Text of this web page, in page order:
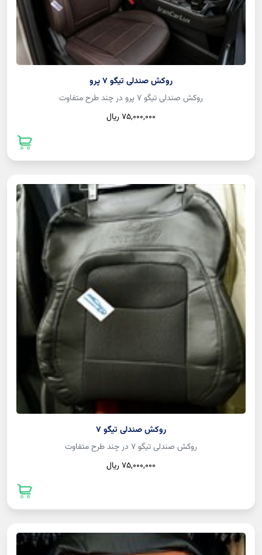
روکش صندلی تیگو 7 پرو
روکش صندلی تیگو 7 پرو در چند طرح متفاوت
75,000,000 ريال
روکش صندلی تیگو 7
روکش صندلی تیگو 7 در چند طرح متفاوت
75,000,000 ريال